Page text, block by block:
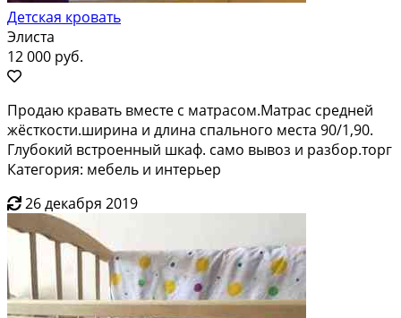
Детская кровать
Элиста
12 000 руб.
Продаю кравать вместе с матрасом.Матрас средней
жёсткости.ширина и длина спального места 90/1,90.
Глубокий встроенный шкаф. само вывоз и разбор.торг
Категория: мебель и интерьер
26 декабря 2019